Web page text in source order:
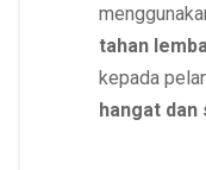
tahan
kepada
hangat dan